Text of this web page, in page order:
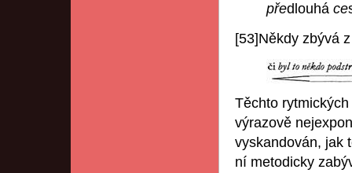
předlouhá ce
[53]Někdy zbývá
Těchto
výrazově
vyskandován, jak
ní metodicky